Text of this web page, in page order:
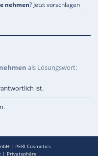
nehmen? Jetzt vorschlagen
als Lösungswort:
ist.
| PERI Cosmetics
| Privatsphäre